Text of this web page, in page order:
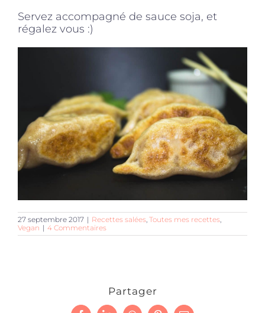
Servez accompagné de sauce soja, et
régalez vous :)
27 septembre 2017 | Recettes salées Toutes mes recettes
Vegan | 4 Commentaires
Partager